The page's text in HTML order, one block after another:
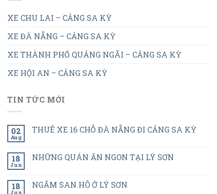
XE CHU LAI – CẢNG SA KỲ
XE ĐÀ NẴNG – CẢNG SA KỲ
XE THÀNH PHỐ QUẢNG NGÃI – CẢNG SA KỲ
XE HỘI AN – CẢNG SA KỲ
TIN TỨC MỚI
02
Aug
THUÊ XE 16 CHỖ ĐÀ NẴNG ĐI CẢNG SA KỲ
18
Jun
NHỮNG QUÁN ĂN NGON TẠI LÝ SƠN
18
Jun
NGẮM SAN HÔ Ở LÝ SƠN